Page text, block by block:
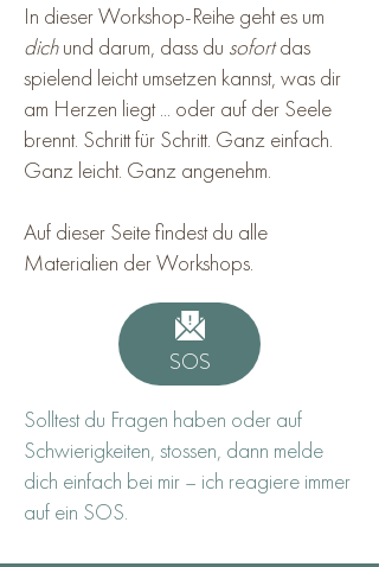
In dieser Workshop-Reihe geht es um
dichund darum, dass du sofortdas
spielend leicht umsetzen kannst, was dir
am Herzen liegt ... oder auf der Seele
brennt. Schritt für Schritt. Ganz einfach.
Ganz leicht. Ganz angenehm.
Auf dieser Seite findest du alle
Materialien der Workshops.
SOS
Solltest du Fragen haben oder auf
Schwierigkeiten, stossen, dann melde
dich einfach bei mir – ich reagiere immer
auf ein SOS.